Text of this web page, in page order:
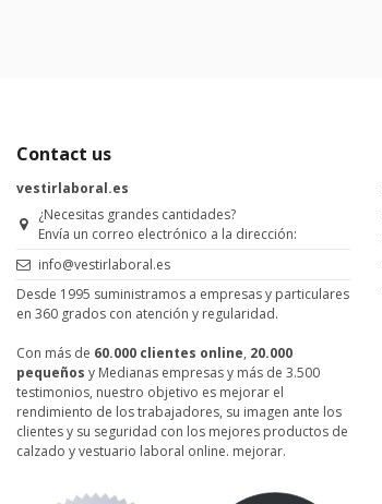
Contact us
vestirlaboral.es
¿Necesitas grandes cantidades?
Envía un correo electrónico a la dirección:
info@vestirlaboral.es
Desde 1995 suministramos a empresas y particulares
en 360 grados con atención y regularidad.
Con más de 60.000 clientes online, 20.000
pequeños y Medianas empresas y más de 3.500
testimonios, nuestro objetivo es mejorar el
rendimiento de los trabajadores, su imagen ante los
clientes y su seguridad con los mejores productos de
calzado y vestuario laboral online. mejorar.